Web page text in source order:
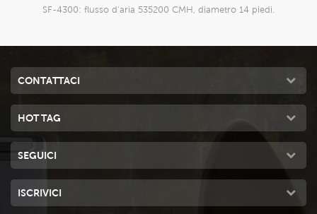
HVLS Fan Restaurant
SF-4300: flusso d'aria 535200 CMH, diametro 14 piedi.
CONTATTACI
HOT TAG
SEGUICI
ISCRIVICI